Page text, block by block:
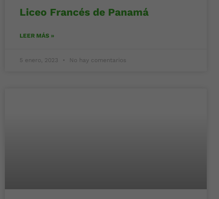
Liceo Francés de Panamá
LEER MÁS »
5 enero, 2023 No hay comentarios